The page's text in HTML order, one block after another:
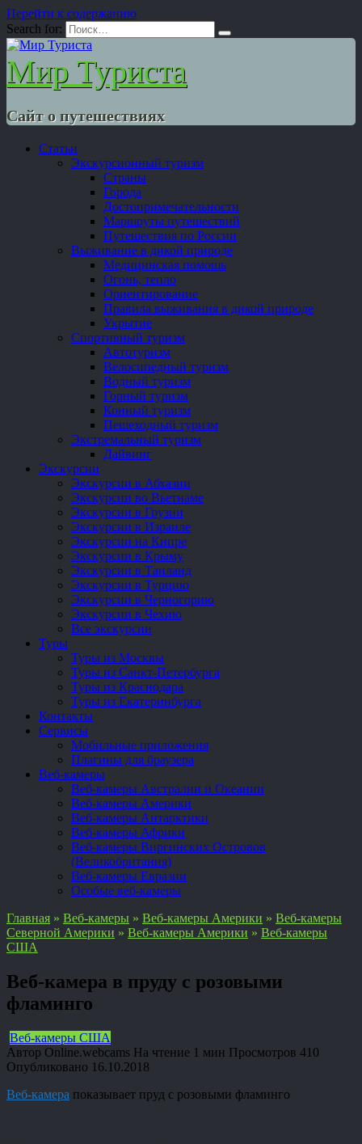
Перейти к содержанию
Search for:
Мир Туриста
Сайт о путешествиях
Статьи
Экскурсионный туризм
Страны
Города
Достопримечательности
Маршруты путешествий
Путешествия по России
Выживание в дикой природе
Медицинская помощь
Огонь, тепло
Ориентирование
Правила выживания в дикой природе
Укрытие
Спортивный туризм
Автотуризм
Велосипедный туризм
Водный туризм
Горный туризм
Конный туризм
Пешеходный туризм
Экстремальный туризм
Дайвинг
Экскурсии
Экскурсии в Абхазии
Экскурсии во Вьетнаме
Экскурсии в Грузии
Экскурсии в Израиле
Экскурсии на Кипре
Экскурсии в Крыму
Экскурсии в Таиланд
Экскурсии в Турцию
Экскурсии в Черногорию
Экскурсии в Чехию
Все экскурсии
Туры
Туры из Москвы
Туры из Санкт-Петербурга
Туры из Краснодара
Туры из Екатеринбурга
Контакты
Сервисы
Мобильные приложения
Плагины для браузера
Веб-камеры
Веб-камеры Австралии и Океании
Веб-камеры Америки
Веб-камеры Антарктики
Веб-камеры Африки
Веб-камеры Виргинских Островов
(Великобритания)
Веб-камеры Евразии
Особые веб-камеры
Главная » Веб-камеры » Веб-камеры Америки » Веб-камеры
Северной Америки » Веб-камеры Америки » Веб-камеры
США
Веб-камера в пруду с розовыми
фламинго
Веб-камеры США
Автор Online.webcams На чтение 1 мин Просмотров 410
Опубликовано 16.10.2018
Веб-камера показывает пруд с розовыми фламинго